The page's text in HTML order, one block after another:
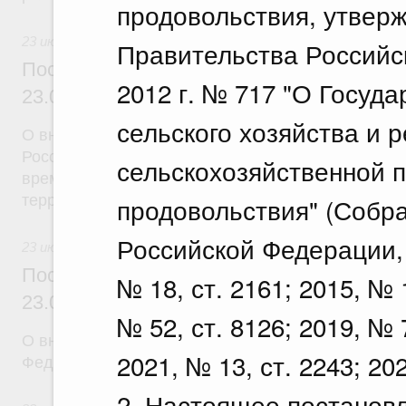
продовольствия,
Правительства
2012 г. № 717 "О
сельского хозяйства и
сельскохозяйственной
продовольствия"
Российской
№ 18, ст. 2161; 2015, №
№ 52, ст. 8126; 2019, №
2021, № 13, ст. 2243;
Постановление Правительства
23.07.2026 г. № 926
О внесении на ратификацию Соглашения между
временной трудовой деятельности граждан
Постановление Правительства
23.07.2026 г. № 928
О внесении изменений в постановление
Федерации от 20 июля 2011 г. № 590